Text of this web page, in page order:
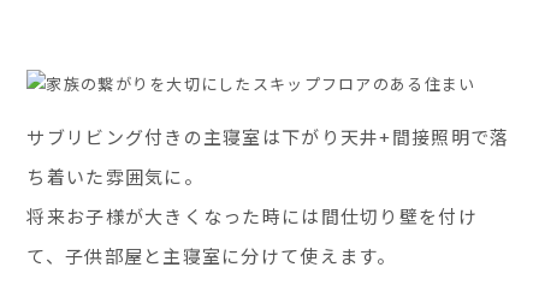
サブリビング付きの主寝室は下がり天井+間接照明で落
ち着いた雰囲気に。
将来お子様が大きくなった時には間仕切り壁を付け
て、子供部屋と主寝室に分けて使えます。